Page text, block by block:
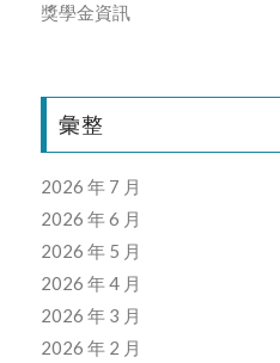
獎學金資訊
彙整
2026 年 7 月
2026 年 6 月
2026 年 5 月
2026 年 4 月
2026 年 3 月
2026 年 2 月